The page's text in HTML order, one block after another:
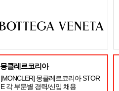
몽클레르코리아
[MONCLER] 몽클레르코리아 STOR
E 각 부문별 경력/신입 채용